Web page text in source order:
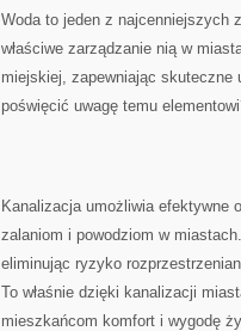
Woda to jeden z najcenniejszych⁤
właściwe zarządzanie nią w
miejskiej, zapewniając skuteczne
poświęcić‍ uwagę temu
Kanalizacja umożliwia efektywne
zalaniom i powodziom w
eliminując ryzyko
To właśnie dzięki kanalizacji
mieszkańcom komfort i wygodę